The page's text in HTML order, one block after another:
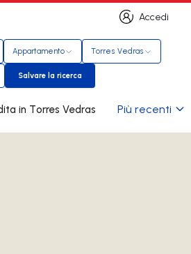
Accedi
Accedi
Appartamento Torres Vedras
Salvare la ricerca
Salvare la ricerca
35 appartamenti in vendita in Torres Vedras Più recenti